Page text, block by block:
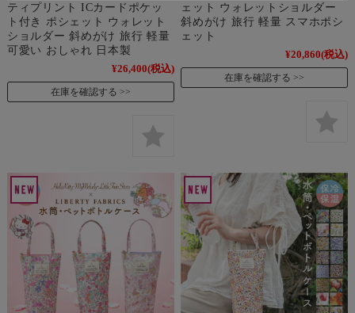
ティプリント ICカードポケッ
ト付き ポシェット ウォレット
ショルダー 斜めがけ 旅行 軽量
可愛い おしゃれ 日本製
¥26,400(税込)
在庫を確認する
ェット ウォレットショルダー
斜めがけ 旅行 軽量 スマホポシ
ェット
¥20,860(税込)
在庫を確認する